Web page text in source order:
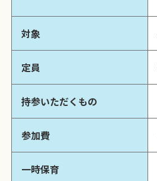
対象
定員
持参いただくもの
参加費
一時保育